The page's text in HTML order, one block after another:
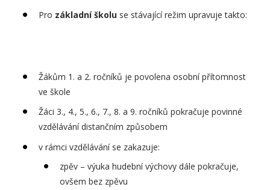
Pro základní školu se stávající režim upravuje takto:
Žákům 1. a 2. ročníků je povolena osobní přítomnost
ve škole
Žáci 3., 4., 5., 6., 7., 8. a 9. ročníků pokračuje povinné
vzdělávání distančním způsobem
v rámci vzdělávání se zakazuje:
zpěv – výuka hudební výchovy dále pokračuje,
ovšem bez zpěvu